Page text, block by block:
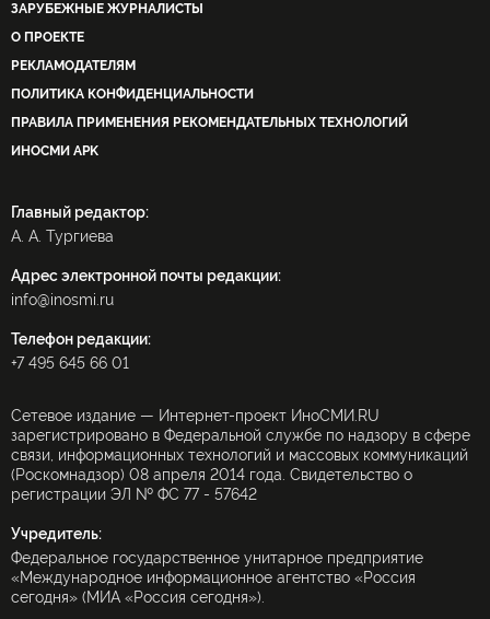
ЗАРУБЕЖНЫЕ ЖУРНАЛИСТЫ
О ПРОЕКТЕ
РЕКЛАМОДАТЕЛЯМ
ПОЛИТИКА КОНФИДЕНЦИАЛЬНОСТИ
ПРАВИЛА ПРИМЕНЕНИЯ РЕКОМЕНДАТЕЛЬНЫХ ТЕХНОЛОГИЙ
ИНОСМИ APK
Главный редактор:
А. А. Тургиева
Адрес электронной почты редакции:
info@inosmi.ru
Телефон редакции:
+7 495 645 66 01
Сетевое издание — Интернет-проект ИноСМИ.RU
зарегистрировано в Федеральной службе по надзору в сфере
связи, информационных технологий и массовых коммуникаций
(Роскомнадзор) 08 апреля 2014 года. Свидетельство о
регистрации ЭЛ № ФС 77 - 57642
Учредитель:
Федеральное государственное унитарное предприятие
«Международное информационное агентство «Россия
сегодня» (МИА «Россия сегодня»).